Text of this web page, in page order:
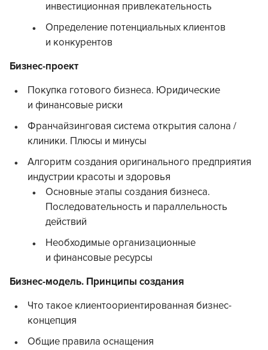
инвестиционная привлекательность
Определение потенциальных клиентов
и конкурентов
Бизнес-проект
Покупка готового бизнеса. Юридические
и финансовые риски
Франчайзинговая система открытия салона /
клиники. Плюсы и минусы
Алгоритм создания оригинального предприятия
индустрии красоты и здоровья
Основные этапы создания бизнеса.
Последовательность и параллельность
действий
Необходимые организационные
и финансовые ресурсы
Бизнес-модель. Принципы создания
Что такое клиентоориентированная бизнес-
концепция
Общие правила оснащения